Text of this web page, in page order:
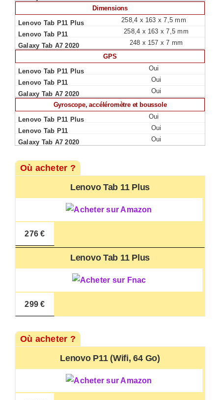
Dimensions
258,4 x 163 x 7,5 mm
258,4 x 163 x 7,5 mm
248 x 157 x 7 mm
GPS
Oui
Oui
Oui
Gyroscope, accéléromètre et boussole
Oui
Oui
Oui
Où acheter ?
Lenovo Tab 11 Plus
276 €
Lenovo Tab 11 Plus
299 €
Où acheter ?
Lenovo P11 (Wifi, 64 Go)